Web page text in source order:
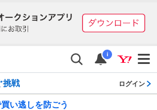
i
挑戦 ログイン
い逃しを防ごう